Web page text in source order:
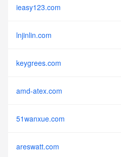
ieasy123.com
lnjinlin.com
keygrees.com
amd-atex.com
51wanxue.com
areswatt.com